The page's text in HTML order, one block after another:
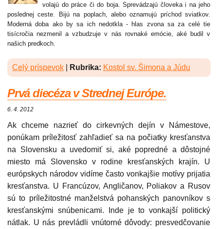
volajú do práce či do boja. Sprevádzajú človeka i na jeho
poslednej ceste. Bijú na poplach, alebo oznamujú príchod sviatkov.
Moderná doba ako by sa ich nedotkla - hlas zvona sa za celé tie
tisícročia nezmenil a vzbudzuje v nás rovnaké emócie, aké budil v
našich predkoch.
Celý príspevok Rubrika: Kostol sv. Šimona a Júdu
Prvá diecéza v Strednej Európe.
6. 4. 2012
Ak chceme nazrieť do cirkevných dejín v Námestove,
ponúkam príležitosť zahľadieť sa na počiatky kresťanstva
na Slovensku a uvedomiť si, aké popredné a dôstojné
miesto má Slovensko v rodine kresťanských krajín. U
európskych národov vidíme často vonkajšie motívy prijatia
kresťanstva. U Francúzov, Angličanov, Poliakov a Rusov
sú to príležitostné manželstvá pohanských panovníkov s
kresťanskými snúbenicami. Inde je to vonkajší politický
nátlak. U nás prevládli vnútorné dôvody: presvedčovanie